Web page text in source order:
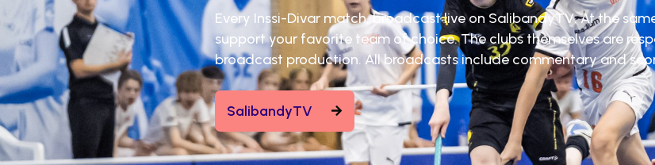
Every Inssi-Divar match, broadcast live on SalibandyTV. At the
support your favorite team of choice. The clubs themselves are
broadcast production. All broadcasts include commentary and
SalibandyTV